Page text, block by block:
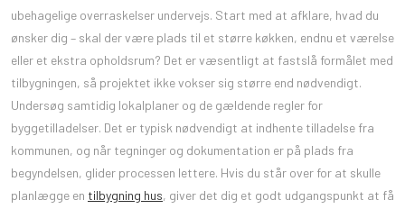
ubehagelige overraskelser undervejs. Start med at afklare, hvad du
ønsker dig – skal der være plads til et større køkken, endnu et værelse
eller et ekstra opholdsrum? Det er væsentligt at fastslå formålet med
tilbygningen, så projektet ikke vokser sig større end nødvendigt.
Undersøg samtidig lokalplaner og de gældende regler for
byggetilladelser. Det er typisk nødvendigt at indhente tilladelse fra
kommunen, og når tegninger og dokumentation er på plads fra
begyndelsen, glider processen lettere. Hvis du står over for at skulle
planlægge en tilbygning hus, giver det dig et godt udgangspunkt at få